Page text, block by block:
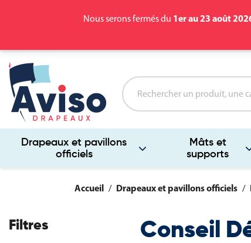
Nous serons fermés du 1er au 23 août
Drapeaux et pavillons
officiels
Mâts et
supports
Accueil Drapeaux et pavillons officiels
Filtres
Conseil